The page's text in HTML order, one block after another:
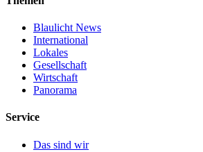
Blaulicht News
International
Lokales
Gesellschaft
Wirtschaft
Panorama
Service
Das sind wir